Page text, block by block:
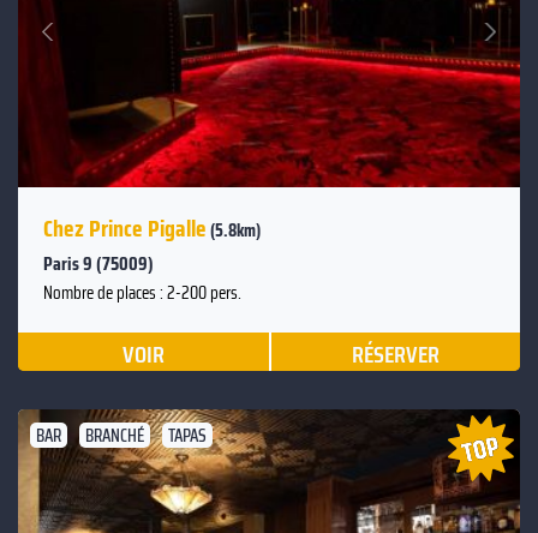
Précédent
Suivant
Chez Prince Pigalle(5.8km)
Paris 9 (75009)
Nombre de places : 2-200 pers.
VOIR RÉSERVER
BAR BRANCHÉ TAPAS